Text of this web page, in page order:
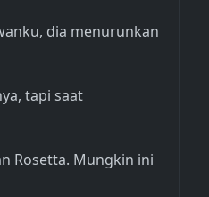
dia menurunkan
tapi saat
Rosetta. Mungkin ini